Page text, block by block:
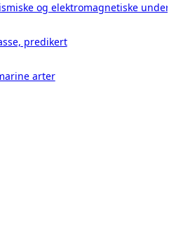
og elektromagnetiske
predikert
arter